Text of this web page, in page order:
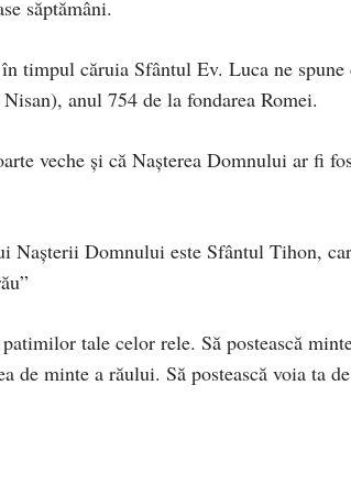
săptămâni.
timpul căruia Sfântul Ev. Luca ne spune
anul 754 de la fondarea Romei.
veche și că Nașterea Domnului ar fi
Nașterii Domnului este Sfântul Tihon,
tale celor rele. Să postească
de minte a răului. Să postească voia ta de